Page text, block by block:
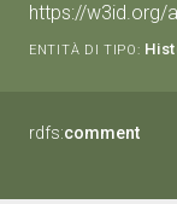
https://w3id.org/
ENTITÀ DI TIPO:
rdfs:comment